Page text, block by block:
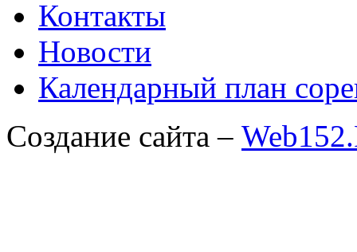
Контакты
Новости
Календарный план
Создание сайта –